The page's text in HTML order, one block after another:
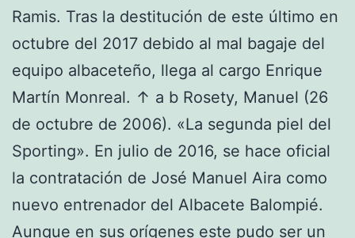
Ramis. Tras la destitución de este último en
octubre del 2017 debido al mal bagaje del
equipo albaceteño, llega al cargo Enrique
Martín Monreal. ↑ a b Rosety, Manuel (26
de octubre de 2006). «La segunda piel del
Sporting». En julio de 2016, se hace oficial
la contratación de José Manuel Aira como
nuevo entrenador del Albacete Balompié.
Aunque en sus orígenes este pudo ser un